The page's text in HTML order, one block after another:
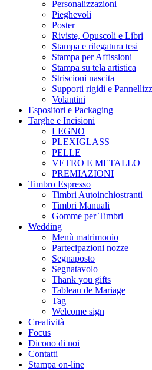
Personalizzazioni
Pieghevoli
Poster
Riviste, Opuscoli e Libri
Stampa e rilegatura tesi
Stampa per Affissioni
Stampa su tela artistica
Striscioni nascita
Supporti rigidi e
Volantini
Espositori e Packaging
Targhe e Incisioni
LEGNO
PLEXIGLASS
PELLE
VETRO E METALLO
PREMIAZIONI
Timbro Espresso
Timbri Autoinchiostranti
Timbri Manuali
Gomme per Timbri
Wedding
Menù matrimonio
Partecipazioni nozze
Segnaposto
Segnatavolo
Thank you gifts
Tableau de Mariage
Tag
Welcome sign
Creatività
Focus
Dicono di noi
Contatti
Stampa on-line